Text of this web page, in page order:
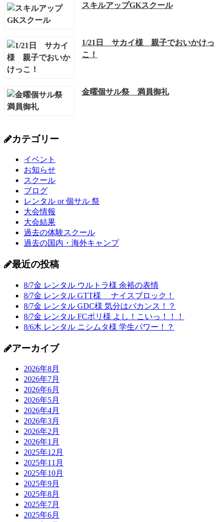
スキルアップGKスクール
1/21日 サカイ様 親子でおいかけっ
こ！
金曜個サル祭 満員御礼
カテゴリー
イベント
お知らせ
スクール
ブログ
レンタル or 個サル 祭
大会情報
大会結果
過去の体験スクール
過去の国内・海外キャンプ
最近の投稿
8/7金 レンタル ウルトラ様 余裕の表情
8/7金 レンタル GTT様 ナイスブロック！
8/7金 レンタル GDC様 気分はバカンス！？
8/7金 レンタル FCポリ様 よし！こいっ！！！
8/6木 レンタル ニシムタ様 学生パワー！？
アーカイブ
2026年8月
2026年7月
2026年6月
2026年5月
2026年4月
2026年3月
2026年2月
2026年1月
2025年12月
2025年11月
2025年10月
2025年9月
2025年8月
2025年7月
2025年6月